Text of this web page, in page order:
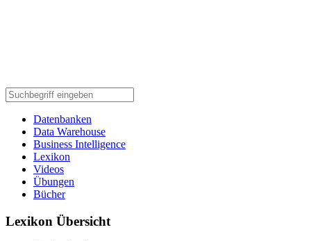
Datenbanken
Data Warehouse
Business Intelligence
Lexikon
Videos
Übungen
Bücher
Lexikon Übersicht